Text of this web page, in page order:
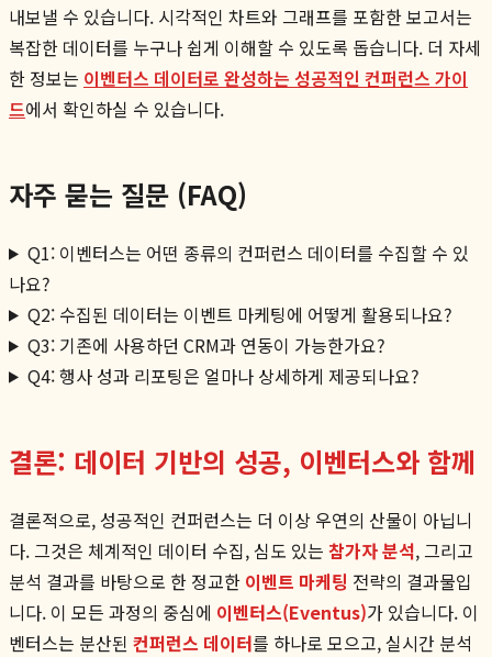
내보낼 수 있습니다. 시각적인 차트와 그래프를 포함한 보고서는
복잡한 데이터를 누구나 쉽게 이해할 수 있도록 돕습니다. 더 자세
한 정보는 이벤터스 데이터로 완성하는 성공적인 컨퍼런스 가이
드에서 확인하실 수 있습니다.
자주 묻는 질문 (FAQ)
Q1: 이벤터스는 어떤 종류의 컨퍼런스 데이터를 수집할 수 있
나요?
Q2: 수집된 데이터는 이벤트 마케팅에 어떻게 활용되나요?
Q3: 기존에 사용하던 CRM과 연동이 가능한가요?
Q4: 행사 성과 리포팅은 얼마나 상세하게 제공되나요?
결론: 데이터 기반의 성공, 이벤터스와 함께
결론적으로, 성공적인 컨퍼런스는 더 이상 우연의 산물이 아닙니
다. 그것은 체계적인 데이터 수집, 심도 있는 참가자 분석, 그리고
분석 결과를 바탕으로 한 정교한 이벤트 마케팅 전략의 결과물입
니다. 이 모든 과정의 중심에 이벤터스(Eventus)가 있습니다. 이
벤터스는 분산된 컨퍼런스 데이터를 하나로 모으고, 실시간 분석